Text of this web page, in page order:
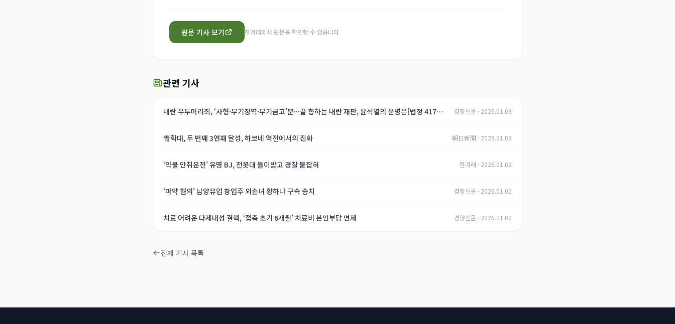
원문 기사 보기 한겨레에서 원문을 확인할 수 있습니다
관련 기사
내란 우두머리죄, ‘사형·무기징역·무기금고’뿐···끝 향하는 내란 재판, 윤석열의 운명은[법정 417
경향신문 · 2026.01.03
青학대, 두 번째 3연패 달성, 하코네 역전에서의 진화 朝日新聞 · 2026.01.03
‘약물 만취운전’ 유명 BJ, 전봇대 들이받고 경찰 붙잡혀 한겨레 · 2026.01.02
‘마약 혐의’ 남양유업 창업주 외손녀 황하나 구속 송치 경향신문 · 2026.01.02
치료 어려운 다제내성 결핵, ‘접촉 초기 6개월’ 치료비 본인부담 면제 경향신문 · 2026.01.02
전체 기사 목록